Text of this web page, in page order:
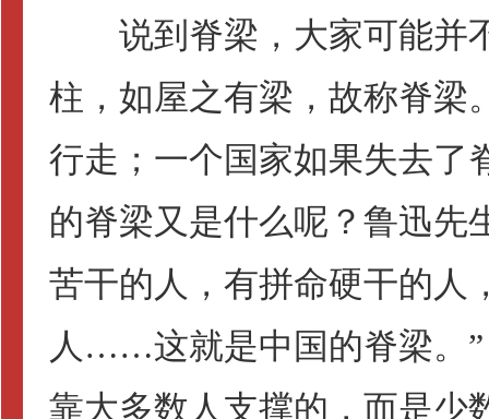
说到脊梁，大家可能并
柱，如屋之有梁，故称脊梁
行走；一个国家如果失去了
的脊梁又是什么呢？鲁迅先
苦干的人，有拼命硬干的人
人……这就是中国的脊梁。”
靠大多数人支撑的，而是少